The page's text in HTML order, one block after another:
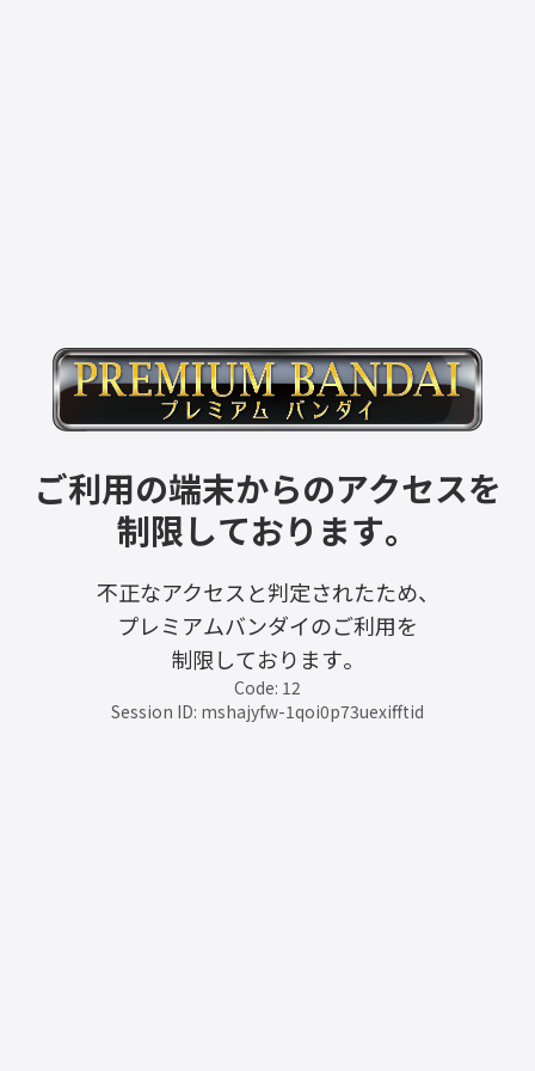
ご利用の端末からのアクセスを
制限しております。
不正なアクセスと判定されたため、
プレミアムバンダイのご利用を
制限しております。
Code: 12
Session ID: mshajyfw-1qoi0p73uexifftid